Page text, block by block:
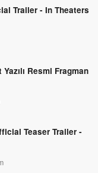
Trailer - In Theaters
Resmi Fragman
Teaser Trailer -